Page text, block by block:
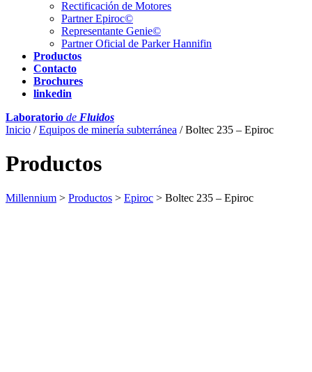
Rectificación de Motores
Partner Epiroc©
Representante Genie©
Partner Oficial de Parker Hannifin
Productos
Contacto
Brochures
linkedin
Laboratorio de Fluidos
Inicio /Equipos de minería subterránea / Boltec 235 – Epiroc
Productos
Millennium > Productos > Epiroc > Boltec 235 – Epiroc